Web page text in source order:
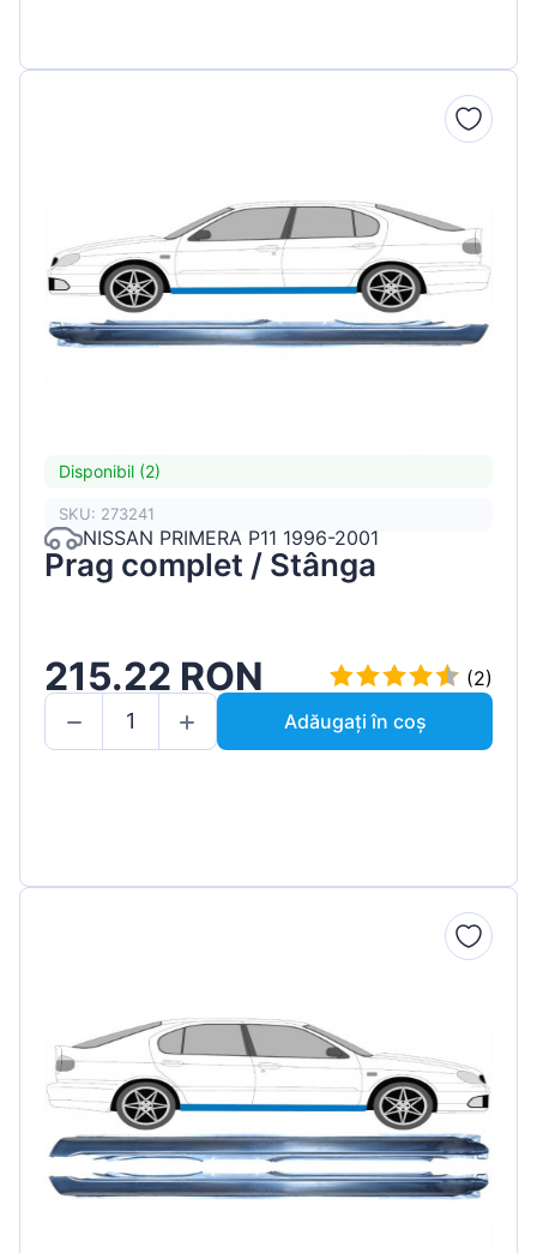
Disponibil (2)
SKU: 273241
NISSAN PRIMERA P11 1996-2001
Prag complet / Stânga
215.22 RON
(2)
Adăugați în coș